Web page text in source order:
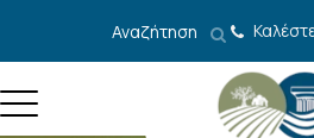
Αναζήτηση